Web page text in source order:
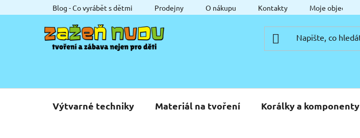
na
Blog - Co vyrábět s dětmi Prodejny O nákupu Kontakty Moje objednávka
Výtvarné techniky Materiál na tvoření Korálky a komponenty